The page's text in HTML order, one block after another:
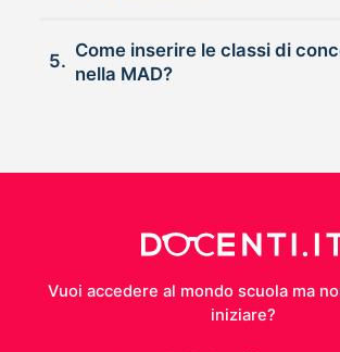
5.
Come inserire le classi di concorso
nella MAD?
Vuoi accedere al mondo scuola ma
iniziare?